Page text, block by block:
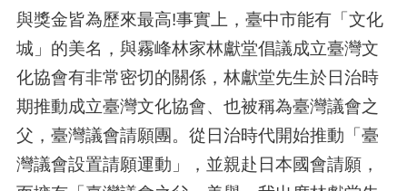
與獎金皆為歷來最高!事實上，臺中市能有「文化
城」的美名，與霧峰林家林獻堂倡議成立臺灣文
化協會有非常密切的關係，林獻堂先生於日治時
期推動成立臺灣文化協會、也被稱為臺灣議會之
父，臺灣議會請願團。從日治時代開始推動「臺
灣議會設置請願運動」，並親赴日本國會請願，